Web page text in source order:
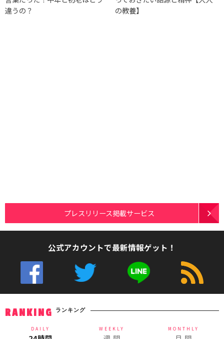
違うの？
の教養】
プレスリリース掲載サービス
公式アカウントで最新情報ゲット！
RANKING ランキング
DAILY WEEKLY MONTHLY